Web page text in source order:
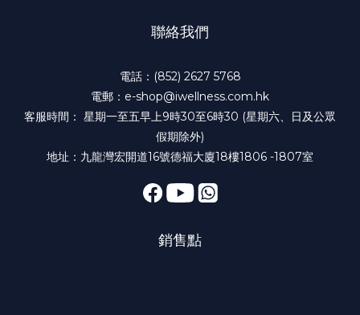
聯絡我們
電話：(852) 2627 5768
電郵：e-shop@iwellness.com.hk
客服時間： 星期一至五早上9時30至6時30 (星期六、日及公眾
假期除外)
地址：九龍灣宏開道16號德福大廈18樓1806 -1807室
銷售點